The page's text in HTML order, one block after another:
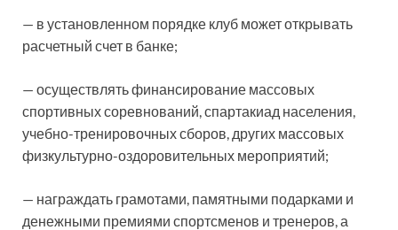
— в установленном порядке клуб может открывать
расчетный счет в банке;
— осуществлять финансирование массовых
спортивных соревнований, спартакиад населения,
учебно-тренировочных сборов, других массовых
физкультурно-оздоровительных мероприятий;
— награждать грамотами, памятными подарками и
денежными премиями спортсменов и тренеров, а